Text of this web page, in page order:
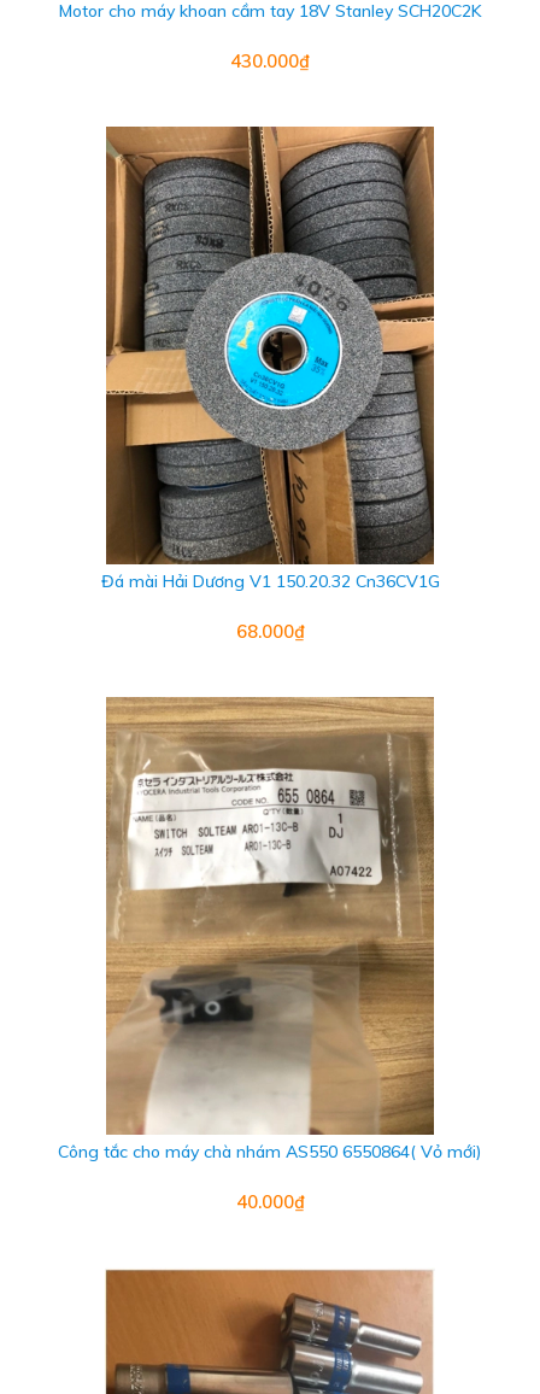
Motor cho máy khoan cầm tay 18V Stanley SCH20C2K
430.000₫
Đá mài Hải Dương V1 150.20.32 Cn36CV1G
68.000₫
Công tắc cho máy chà nhám AS550 6550864( Vỏ mới)
40.000₫